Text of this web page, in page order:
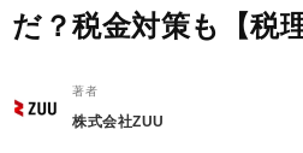
だ？税金対策も【税
著者
株式会社ZUU